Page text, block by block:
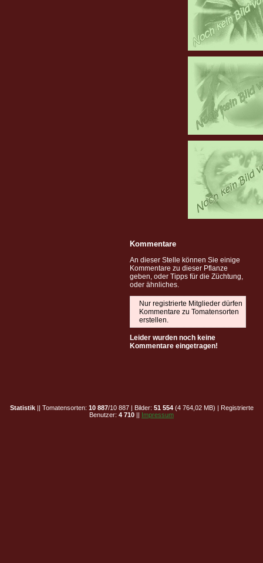
Kommentare
An dieser Stelle können Sie einige
Kommentare zu dieser Pflanze
geben, oder Tipps für die Züchtung,
oder ähnliches.
Nur registrierte Mitglieder dürfen
Kommentare zu Tomatensorten
erstellen.
Leider wurden noch keine
Kommentare eingetragen!
Statistik|| Tomatensorten: 10 887/10 887 | Bilder: 51 554(4 764,02 MB) | Registrierte
Benutzer: 4 710 || Impressum